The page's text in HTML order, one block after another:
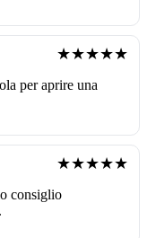
★★★★★
per aprire una
★★★★★
consiglio